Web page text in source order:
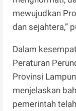
mewujudkan
dan sejahtera,”
Dalam
Peraturan
Provinsi
menjelaskan
pemerintah